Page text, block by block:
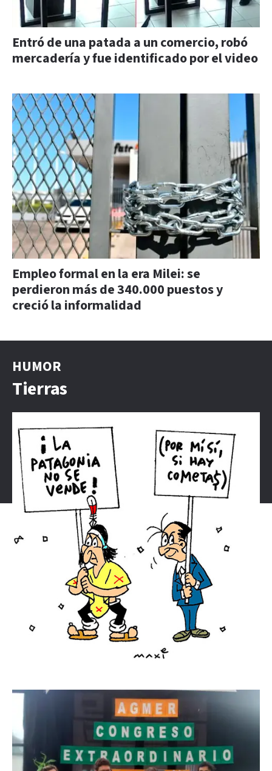
Entró de una patada a un comercio, robó
mercadería y fue identificado por el video
Empleo formal en la era Milei: se
perdieron más de 340.000 puestos y
creció la informalidad
HUMOR
Tierras